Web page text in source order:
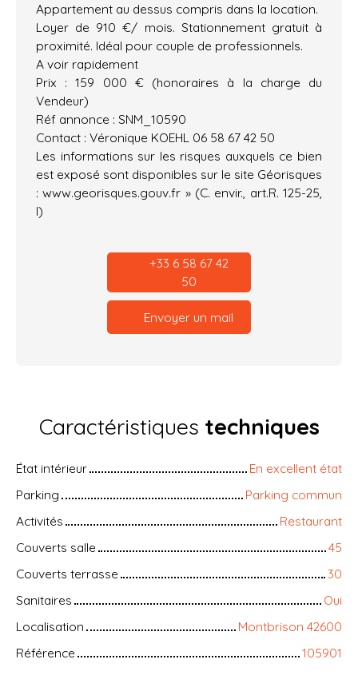
Appartement au dessus compris dans la location.
Loyer de 910 €/ mois. Stationnement gratuit à
proximité. Idéal pour couple de professionnels.
A voir rapidement
Prix : 159 000 € (honoraires à la charge du
Vendeur)
Réf annonce : SNM_10590
Contact : Véronique KOEHL 06 58 67 42 50
Les informations sur les risques auxquels ce bien
est exposé sont disponibles sur le site Géorisques
: www.georisques.gouv.fr » (C. envir., art.R. 125-25,
l)
+33 6 58 67 42
50
Envoyer un mail
Caractéristiques techniques
État intérieur
En excellent état
Parking
Parking commun
Activités
Restaurant
Couverts salle
45
Couverts terrasse
30
Sanitaires
Oui
Localisation
Montbrison 42600
Référence
105901